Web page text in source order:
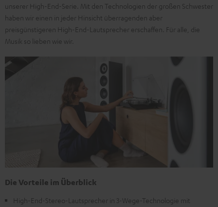
unserer High-End-Serie. Mit den Technologien der großen Schwester
haben wir einen in jeder Hinsicht überragenden aber
preisgünstigeren High-End-Lautsprecher erschaffen. Für alle, die
Musik so lieben wie wir.
Die Vorteile im Überblick
High-End-Stereo-Lautsprecher in 3-Wege-Technologie mit